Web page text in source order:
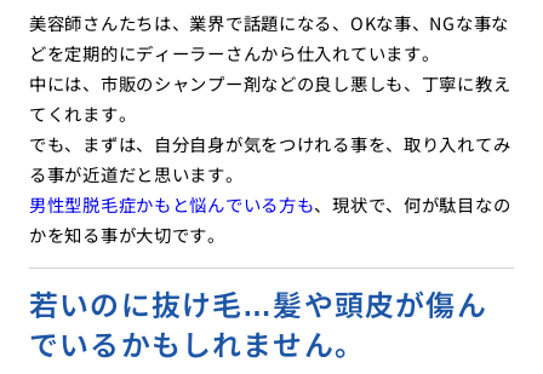
美容師さんたちは、業界で話題になる、OKな事、NGな事な
どを定期的にディーラーさんから仕入れています。
中には、市販のシャンプー剤などの良し悪しも、丁寧に教え
てくれます。
でも、まずは、自分自身が気をつけれる事を、取り入れてみ
る事が近道だと思います。
男性型脱毛症かもと悩んでいる方も、現状で、何が駄目なの
かを知る事が大切です。
若いのに抜け毛…髪や頭皮が傷ん
でいるかもしれません。